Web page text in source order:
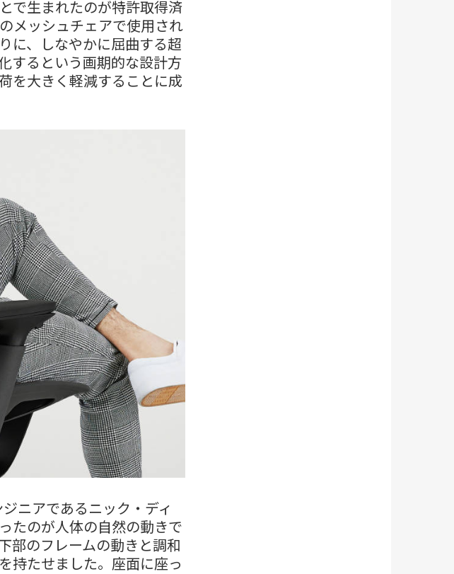
で生まれたのが特許取得済
メッシュチェアで使用され
に、しなやかに屈曲する超
するという画期的な設計方
を大きく軽減することに成
ニアであるニック・ディ
たのが人体の自然の動きで
部のフレームの動きと調和
持たせました。座面に座っ